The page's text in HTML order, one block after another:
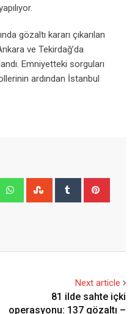
gözaltı kararı çıkarılan
ve Tekirdağ’da
Emniyetteki sorguları
ardından İstanbul
WhatsappStumbleUpon
Tumblr
Next article
81 ilde sahte içki
operasyonu: 137 gözaltı –